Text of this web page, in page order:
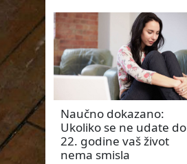
Naučno dokazano:
Ukoliko se ne udate do
22. godine vaš život
nema smisla